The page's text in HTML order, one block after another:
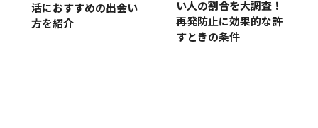
活におすすめの出会い
方を紹介
い人の割合を大調査！
再発防止に効果的な許
すときの条件